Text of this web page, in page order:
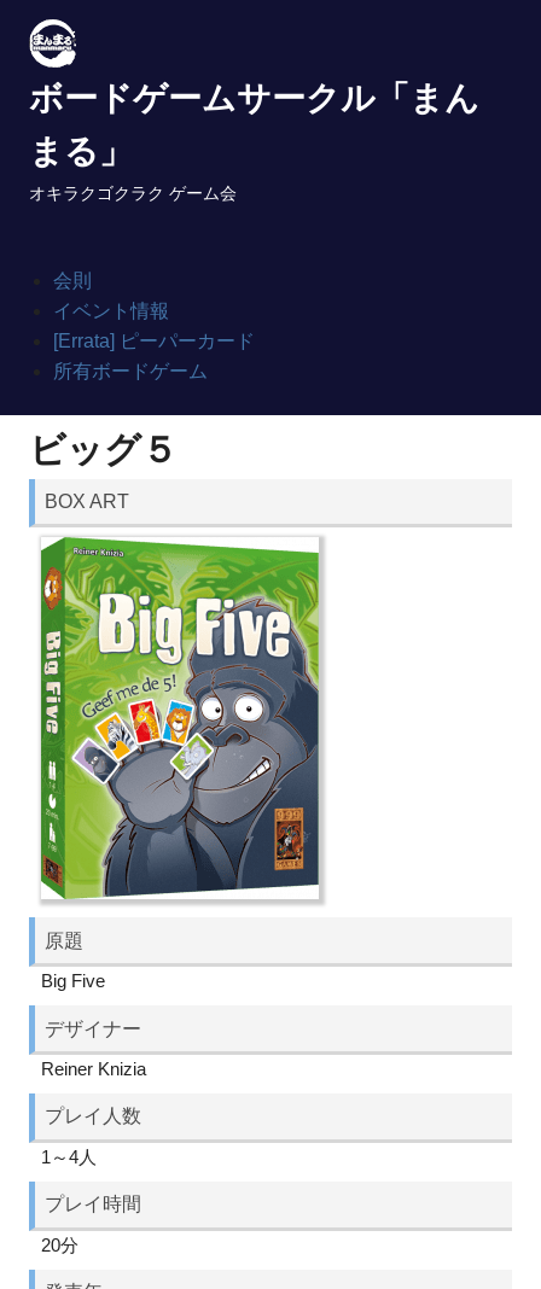
content
ボードゲームサークル「まん
まる」
オキラクゴクラク ゲーム会
会則
イベント情報
[Errata] ピーパーカード
所有ボードゲーム
ビッグ５
BOX ART
原題
Big Five
デザイナー
Reiner Knizia
プレイ人数
1～4人
プレイ時間
20分